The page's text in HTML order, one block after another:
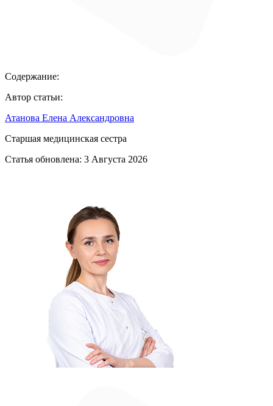
Содержание:
Автор статьи:
Атанова Елена Александровна
Старшая медицинская сестра
Статья обновлена: 3 Августа 2026